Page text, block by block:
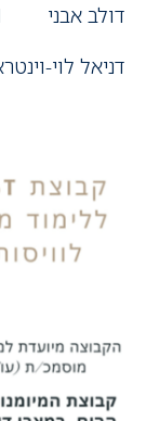
דולב אבני 050-4558161
דניאל לוי-וינטראוב